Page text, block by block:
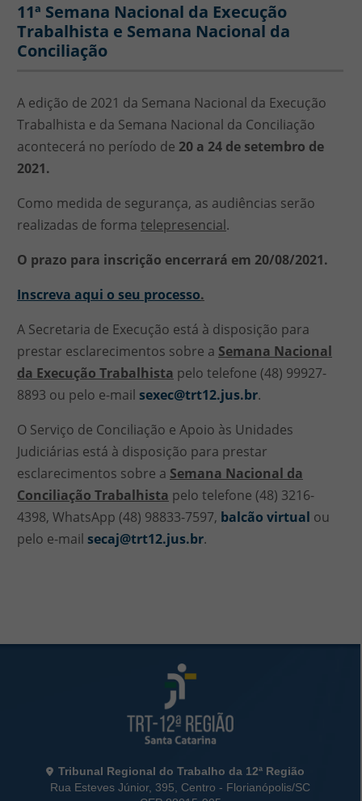
11ª Semana Nacional da Execução
Trabalhista e Semana Nacional da
Conciliação
A edição de 2021 da Semana Nacional da Execução
Trabalhista e da Semana Nacional da Conciliação
acontecerá no período de 20 a 24 de setembro de
2021.
Como medida de segurança, as audiências serão
realizadas de forma telepresencial.
O prazo para inscrição encerrará em 20/08/2021.
Inscreva aqui o seu processo.
A Secretaria de Execução está à disposição para
prestar esclarecimentos sobre a Semana Nacional
da Execução Trabalhista pelo telefone (48) 99927-
8893 ou pelo e-mail sexec@trt12.jus.br.
O Serviço de Conciliação e Apoio às Unidades
Judiciárias está à disposição para prestar
esclarecimentos sobre a Semana Nacional da
Conciliação Trabalhista pelo telefone (48) 3216-
4398, WhatsApp (48) 98833-7597, balcão virtual ou
pelo e-mail secaj@trt12.jus.br.
Informações de Contato
Tribunal Regional do Trabalho da 12ª Região
Rua Esteves Júnior, 395, Centro - Florianópolis/SC